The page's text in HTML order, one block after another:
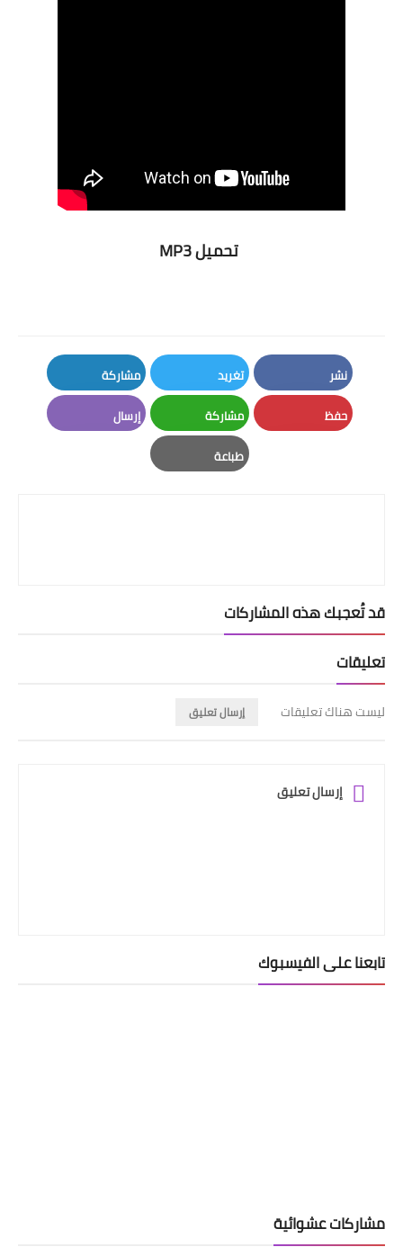
تحميل MP3
نشر
Facebook
تغريد
Twitter
مشاركة
LinkedIn
حفظ مشاركة
Whatsapp
إرسال
طباعة
قد تُعجبك هذه المشاركات
تعليقات
ليست هناك تعليقات إرسال تعليق
إرسال تعليق
تابعنا على الفيسبوك
مشاركات عشوائية